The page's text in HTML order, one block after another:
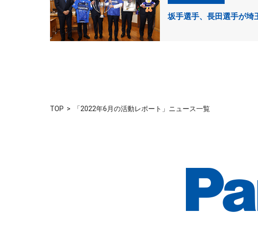
坂手選手、長田選手が埼
TOP 「2022年6月の活動レポート」ニュース一覧